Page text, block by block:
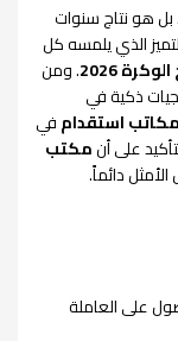
بل هو نتاج سنوات
الذي يلمسه كل
2026
. ومن
ذكية في
استقدامفي
على أنمكتب
دائماً.
على العاملة